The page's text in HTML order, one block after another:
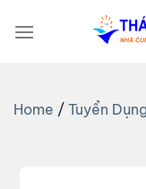
qua
Home / Tuyển